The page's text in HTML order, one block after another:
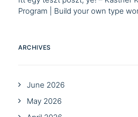
Program | Build your own type
ARCHIVES
June 2026
May 2026